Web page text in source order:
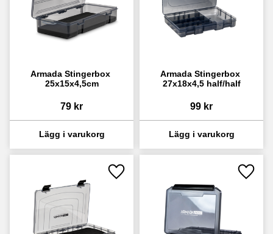
Armada Stingerbox
25x15x4,5cm
79 kr
Armada Stingerbox
27x18x4,5 half/half
99 kr
Lägg till i favoriter Lägg